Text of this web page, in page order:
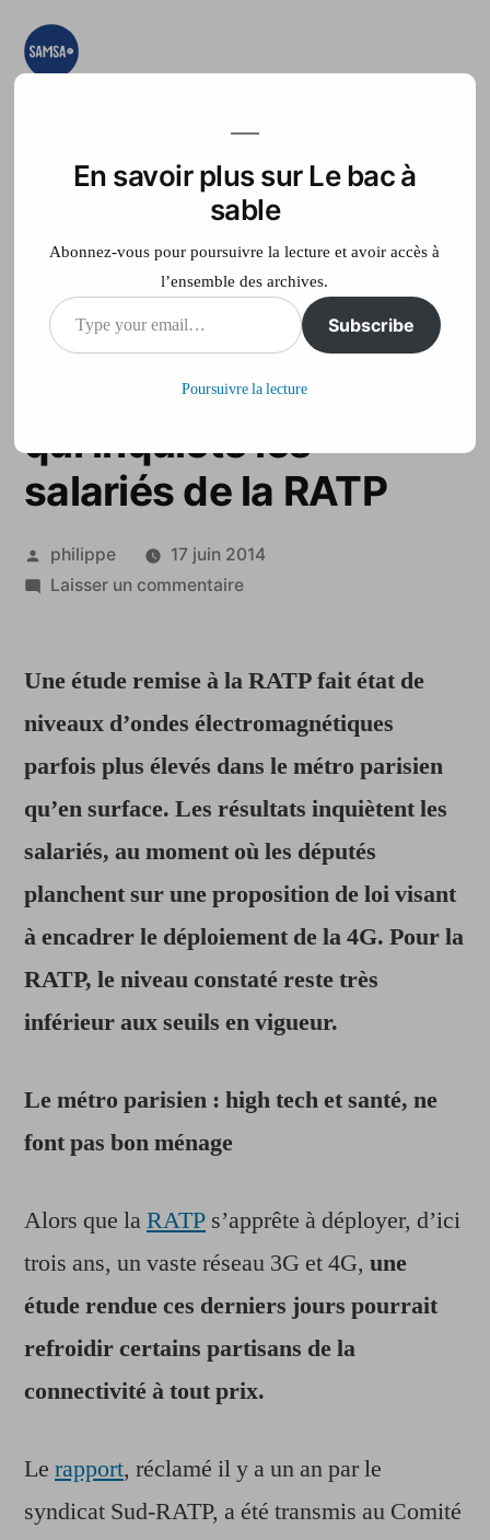
Aller
teste, on expérimente
Accueil France Télé
Ondes magnétiques :
un rapport du CHSCT
qui inquiète les
salariés de la RATP
Publié
par
philippe
17 juin 2014
Laisser un commentairesur
rapport
du
CHSCT
inquiète
les
de
la
RATP
Une étude remise à la RATP fait état de
niveaux d’ondes électromagnétiques
parfois plus élevés dans le métro parisien
qu’en surface. Les résultats inquiètent les
salariés, au moment où les députés
planchent sur une proposition de loi visant
à encadrer le déploiement de la 4G. Pour la
RATP, le niveau constaté reste très
inférieur aux seuils en vigueur.
Le métro parisien : high tech et santé, ne
font pas bon ménage
Alors que laRATP s’apprête à déployer, d’ici
trois ans, un vaste réseau 3G et 4G, une
étude rendue ces derniers jours pourrait
refroidir certains partisans de la
connectivité à tout prix.
Le rapport, réclamé il y a un an par le
syndicat Sud-RATP, a été transmis au Comité
En savoir plus sur Le bac à
sable
Abonnez-vous pour poursuivre la lecture et avoir accès à
l’ensemble des archives.
Type
your
Subscribe
Poursuivre la lecture